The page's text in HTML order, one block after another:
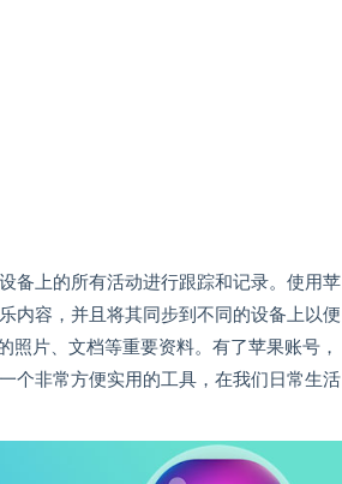
备上的所有活动进行跟踪和记录。使用苹
内容，并且将其同步到不同的设备上以便
照片、文档等重要资料。有了苹果账号，
个非常方便实用的工具，在我们日常生活